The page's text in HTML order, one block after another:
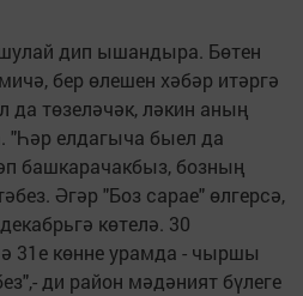
дип ышандыра. Бөтен
бер өлешен хәбәр итәргә
да төзеләчәк, ләкин аның
"Һәр елдагыча быел да
башкарачакбыз, бозның
Әгәр "Боз сарае" өлгерсә,
көтелә. 30
31е көнне урамда - чыршы
ди район мәдәният бүлеге